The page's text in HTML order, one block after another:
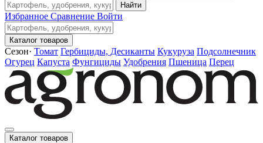
Найти
Избранное Сравнение Войти
Каталог товаров
Сезон· Томат Гербициды, Десиканты Кукуруза Подсолнечник
Огурец Капуста Фунгициды Удобрения Пшеница Перец
Каталог товаров